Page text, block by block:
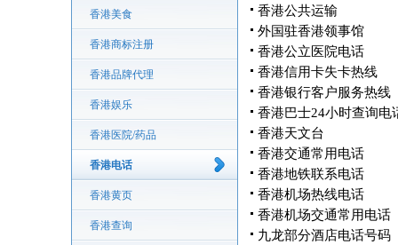
香港美食
香港商标注册
香港品牌代理
香港娱乐
香港医院/药品
香港电话
香港黄页
香港查询
香港公共运输
外国驻香港领事馆
香港公立医院电话
香港信用卡失卡热线
香港银行客户服务热线
香港巴士24小时查询电
香港天文台
香港交通常用电话
香港地铁联系电话
香港机场热线电话
香港机场交通常用电话
九龙部分酒店电话号码